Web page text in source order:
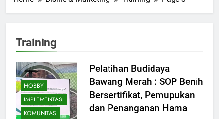
Training
HOBBY
IMPLEMENTASI
KOMUNITAS
Pelatihan Budidaya
Bawang Merah : SOP Benih
Bersertifikat, Pemupukan
dan Penanganan Hama